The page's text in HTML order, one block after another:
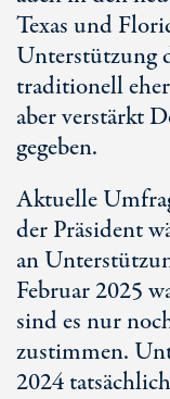
Texas und
Unterstützung
traditionell
aber verstärkt
gegeben.
Aktuelle
der Präsident
an
Februar 2025
sind es nur
zustimmen.
2024